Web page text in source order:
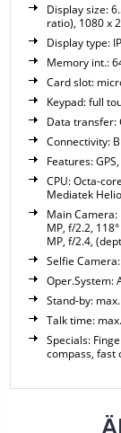
Display size:
ratio), 1080 x
Display type:
Memory int.:
Card slot:
Keypad: full
Data transfer:
Connectivity:
Features:
CPU: Octa-
Mediatek
Main Camera:
MP, f/2.2,
MP, f/2.4,
Selfie
Oper.System:
Stand-by:
Talk time:
Specials:
compass, fast